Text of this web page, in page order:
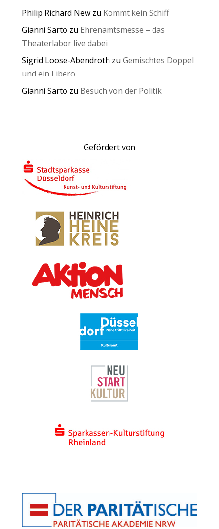
Philip Richard Newzu Kommt kein Schiff
Gianni Sarto zu Ehrenamtsmesse – das
Theaterlabor live dabei
Sigrid Loose-Abendroth zu Gemischtes Doppel
und ein Libero
Gianni Sarto zu Besuch von der Politik
Gefördert von